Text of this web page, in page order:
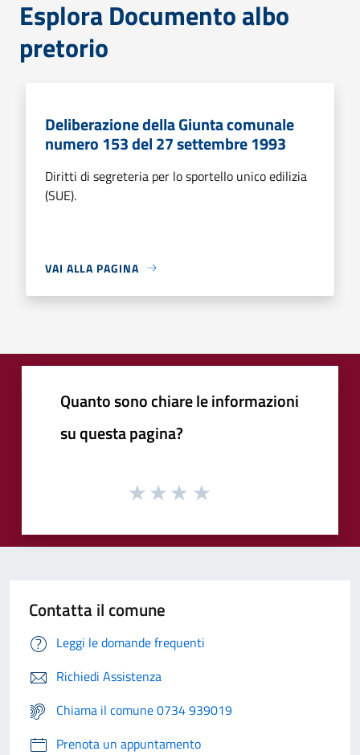
Esplora Documento albo
pretorio
Deliberazione della Giunta comunale
numero 153 del 27 settembre 1993
Diritti di segreteria per lo sportello unico edilizia
(SUE).
VAI ALLA PAGINA
Quanto sono chiare le informazioni
su questa pagina?
Contatta il comune
Leggi le domande frequenti
Richiedi Assistenza
Chiama il comune 0734 939019
Prenota un appuntamento